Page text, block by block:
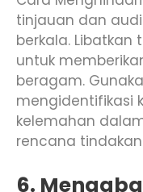
tinjauan dan
berkala.
untuk
beragam.
mengidentifikasi
kelemahan
rencana
6.